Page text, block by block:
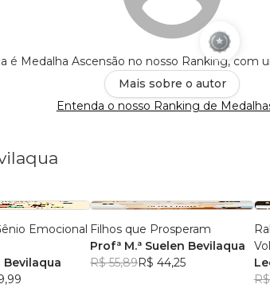
é Medalha Ascensão no nosso Ranking, com
Mais sobre o autor
Entenda o nosso Ranking de
Emocional
Bevilaqua
Filhos que Prosperam
Profª M.ª Suelen Bevilaqua
R$ 55,89R$ 44,25